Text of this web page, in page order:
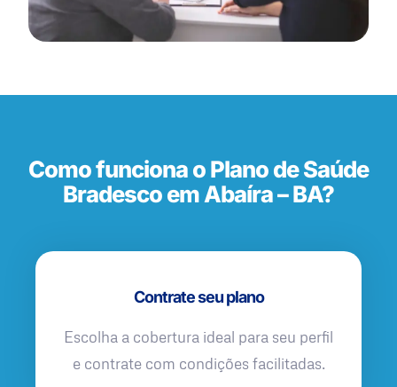
Como funciona o Plano de Saúde
Bradesco em Abaíra – BA?
Contrate seu plano
Escolha a cobertura ideal para seu perfil
e contrate com condições facilitadas.